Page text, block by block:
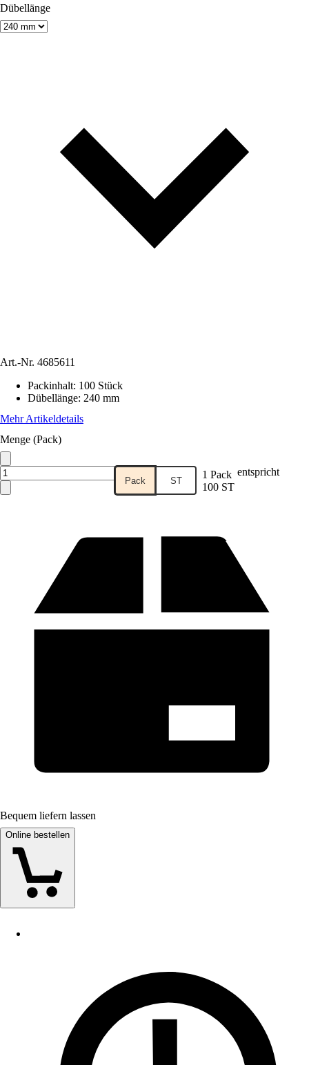
Dübellänge
Art.-Nr. 4685611
Packinhalt: 100 Stück
Dübellänge: 240 mm
Mehr Artikeldetails
Menge (Pack)
Pack ST 1 Pack entspricht
100 ST
Bequem liefern lassen
Online bestellen